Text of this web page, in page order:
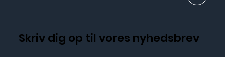
Skriv dig op til vores nyhedsbrev